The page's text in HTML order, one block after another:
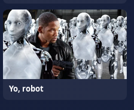
Yo, robot